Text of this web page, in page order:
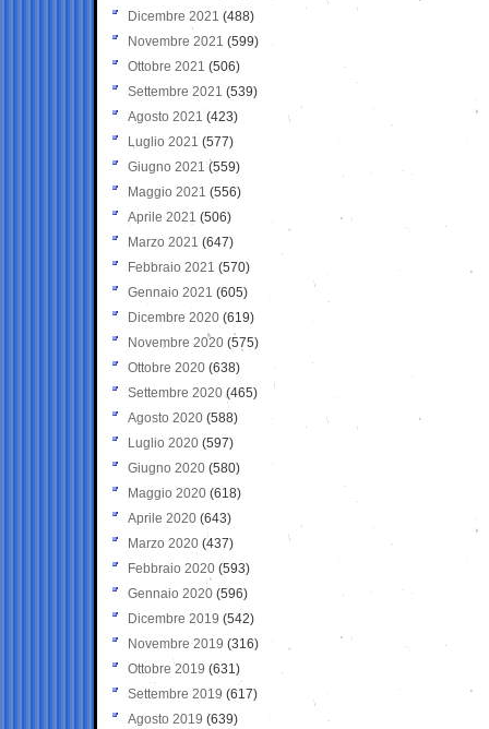
Dicembre 2021 (488)
Novembre 2021 (599)
Ottobre 2021 (506)
Settembre 2021 (539)
Agosto 2021 (423)
Luglio 2021 (577)
Giugno 2021(559)
Maggio 2021 (556)
Aprile 2021 (506)
Marzo 2021 (647)
Febbraio 2021 (570)
Gennaio 2021 (605)
Dicembre 2020 (619)
Novembre 2020 (575)
Ottobre 2020 (638)
Settembre 2020(465)
Agosto 2020 (588)
Luglio 2020 (597)
Giugno 2020 (580)
Maggio 2020 (618)
Aprile 2020 (643)
Marzo 2020 (437)
Febbraio 2020 (593)
Gennaio 2020 (596)
Dicembre 2019 (542)
Novembre 2019 (316)
Ottobre 2019 (631)
Settembre 2019 (617)
Agosto 2019 (639)